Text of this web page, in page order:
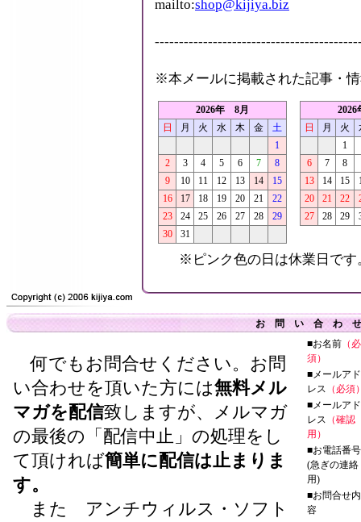
mailto:shop@kijiya.biz
※本メールに掲載された記事・
2026年 8月
日
月 火 水 木 金
土
1
2
3 4 5 6 7
8
9
10 11 12 13 14
15
16
17 18 19 20 21
22
23
24 25 26 27 28
29
30
31
日
月 火
1
6
7
8
13
14 15
20
21 22
27
28 29
※ピンク色の日は休業日です
お 問 い 合 わ せ
何でもお問合せください。お問
い合わせを頂いた方には無料メル
マガを配信致しますが、メルマガ
の最後の「配信中止」の処理をし
て頂ければ簡単に配信は止まりま
す。
また アンチウィルス・ソフト
■お名前 （必
須）
■メールアド
レス （必須
■メールアド
レス （確認
用）
■お電話番号
(急ぎの連絡
用)
■お問合せ内
容